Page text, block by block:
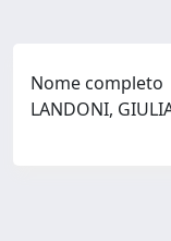
Nome completo
LANDONI,